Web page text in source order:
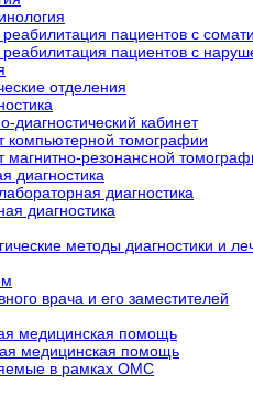
пациентов с
пациентов с
отделения
диагностический кабинет
компьютерной томографии
магнитно-резонансной
диагностика
диагностика
диагностика
методы диагностики и
врача и его заместителей
медицинская помощь
медицинская помощь
в рамках ОМС